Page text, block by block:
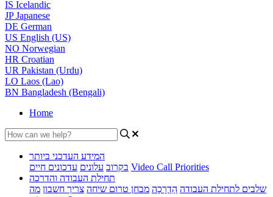
IS Icelandic
JPJapanese
DE German
US English (US)
NO Norwegian
HR Croatian
UR Pakistan (Urdu)
LO Laos (Lao)
BN Bangladesh (Bengali)
Home
המידע העדכני ביותר
בקרוב עלונים עדכונים חיים
Video Call Priorities
תחילת העבודה והדרכה
שלבים לתחילת העבודה הַדְרָכָה מבחן טרום שיחה צריך חשבון מה